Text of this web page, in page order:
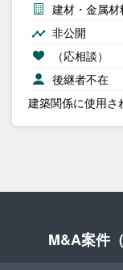
建材・金属
非公開
（応相談）
後継者不在
建築関係に使用さ
M&A案件